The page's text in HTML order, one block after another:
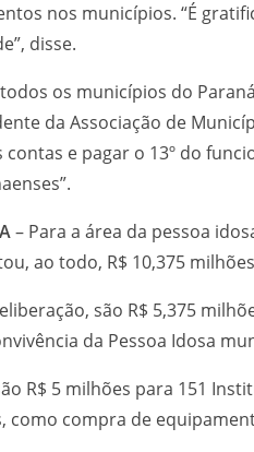
nos municípios. “É
disse.
os municípios do
da Associação de
contas e pagar o 13º do
– Para a área da pessoa
ao todo, R$ 10,375
são R$ 5,375
da Pessoa Idosa
R$ 5 milhões para 151
como compra de